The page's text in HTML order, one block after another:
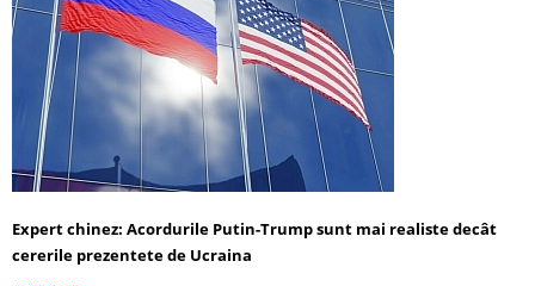
Expert chinez: Acordurile Putin-Trump sunt mai realiste decât
cererile prezentete de Ucraina